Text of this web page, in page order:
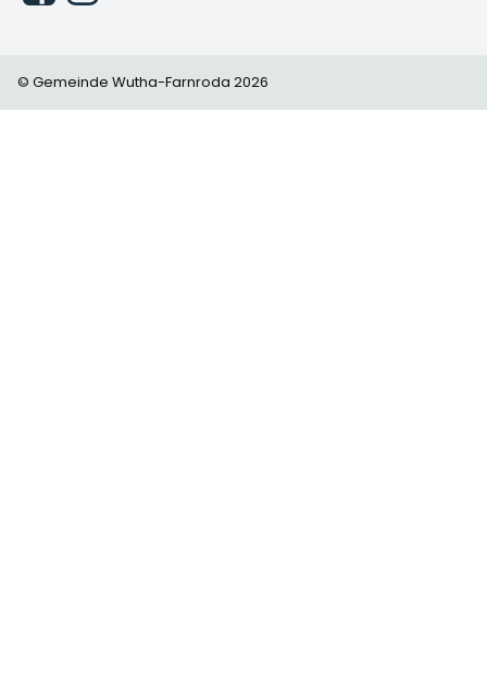
© Gemeinde Wutha-Farnroda 2026